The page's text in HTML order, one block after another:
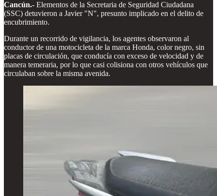
Cancún.- Elementos de la Secretaria de Seguridad Ciudadana
(SSC) detuvieron a Javier "N", presunto implicado en el delito de
encubrimiento.
Durante un recorrido de vigilancia, los agentes observaron al
conductor de una motocicleta de la marca Honda, color negro, sin
placas de circulación, que conducía con exceso de velocidad y de
manera temeraria, por lo que casi colisiona con otros vehículos que
circulaban sobre la misma avenida.